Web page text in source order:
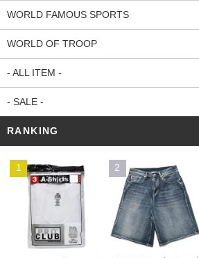
WORLD FAMOUS SPORTS
WORLD OF TROOP
- ALL ITEM -
- SALE -
RANKING
1 2